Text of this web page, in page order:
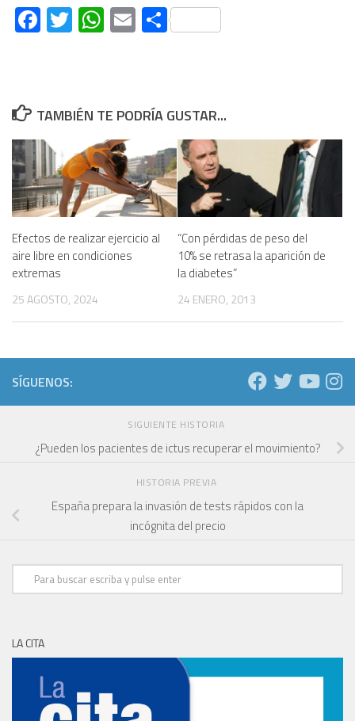
Facebook
Twitter
WhatsApp
EmailCompartir
TAMBIÉN TE PODRÍA GUSTAR...
Efectos de realizar ejercicio al
aire libre en condiciones
extremas
25 AGOSTO, 2024
“Con pérdidas de peso del
10% se retrasa la aparición de
la diabetes”
24 ENERO, 2013
SÍGUENOS:
SIGUIENTE HISTORIA
¿Pueden los pacientes de ictus recuperar el movimiento?
HISTORIA PREVIA
España prepara la invasión de tests rápidos con la
incógnita del precio
LA CITA